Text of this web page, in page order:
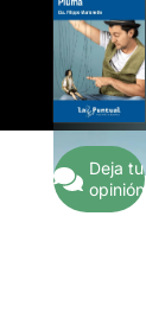
Deja tu
opinión